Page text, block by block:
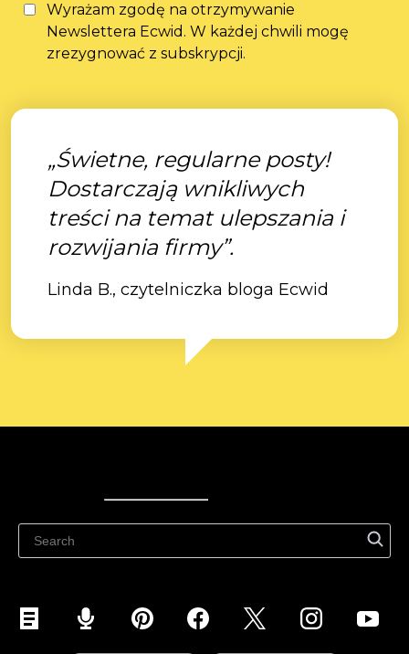
Wyrażam zgodę na otrzymywanie
Newslettera Ecwid. W każdej chwili mogę
zrezygnować z subskrypcji.
„Świetne, regularne posty!
Dostarczają wnikliwych
treści na temat ulepszania i
rozwijania firmy”.
Linda B., czytelniczka bloga Ecwid